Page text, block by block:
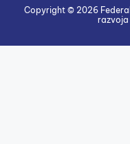
Copyright © 2026
razvoja